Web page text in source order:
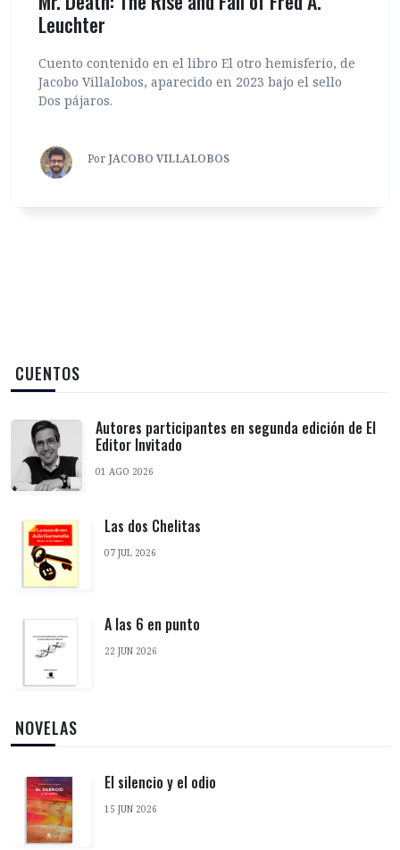
Leuchter
Cuento contenido en el libro El otro hemisferio, de
Jacobo Villalobos, aparecido en 2023 bajo el sello
Dos pájaros.
Por JACOBO VILLALOBOS
‎ CUENTOS
Autores participantes en segunda edición de El
Editor Invitado
01 AGO 2026
Las dos Chelitas
07 JUL 2026
A las 6 en punto
22 JUN 2026
‎ NOVELAS
El silencio y el odio
15 JUN 2026